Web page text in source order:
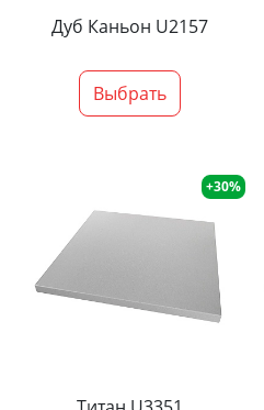
Дуб Каньон U2157
Выбрать
+30%